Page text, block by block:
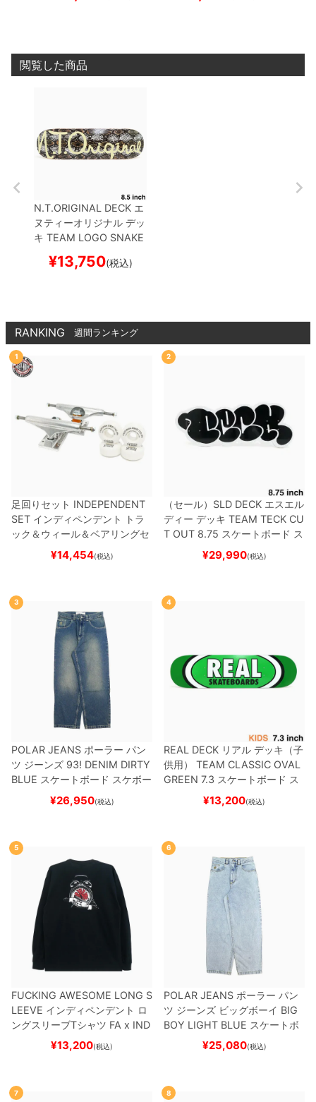
閲覧した商品
N.T.ORIGINAL DECK エ
ヌティーオリジナル デッ
キ TEAM LOGO SNAKE
ボー¥13,750(税込)
RANKING 週間ランキング
1
足回りセット INDEPENDENT
SET インディペンデント
トラ
ック＆ウィール＆ベアリングセ
（トリック用）
ード スケボー
¥14,454(税込)
2
（セール） SLD DECK エスエル
ディー デッキ TEAM TECK CU
T OUT 8.75 スケートボード ス
¥29,990(税込)
3
POLAR JEANS ポーラー パン
ツ ジーンズ 93! DENIM DIRTY
BLUE スケートボード スケボー
¥26,950(税込)
4
REAL DECK リアル デッキ（子
供用）
TEAM CLASSIC OVAL
GREEN 7.3 スケートボード ス
¥13,200(税込)
5
FUCKING AWESOME LONG S
LEEVE インディペンデント ロ
ングスリーブTシャツ FA x IND
EPENDENTHOSTAGE
スケートボード スケボー
¥13,200(税込)
6
POLAR JEANS ポーラー パン
ツ ジーンズ ビッグボーイ BIG
BOY LIGHT BLUE スケートボ
ード スケボー
¥25,080(税込)
7 8